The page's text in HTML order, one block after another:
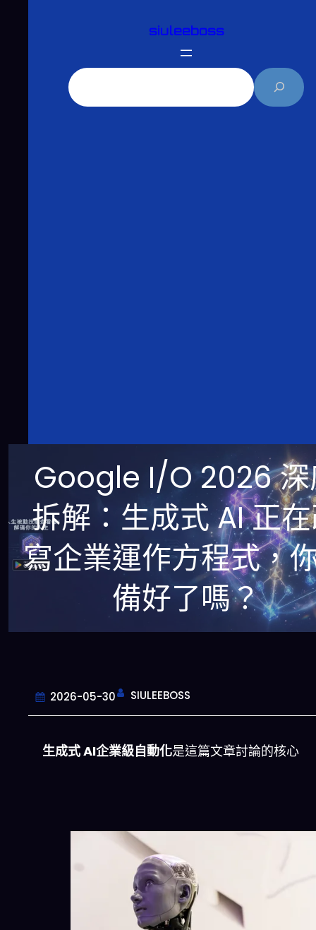
siuleeboss
Google I/O 2026 深
拆解：生成式 AI 正
寫企業運作方程式，
備好了嗎？
2026-05-30 SIULEEBOSS
生成式 AI企業級自動化是這篇文章討論的核心